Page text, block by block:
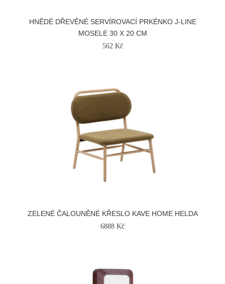
HNĚDÉ DŘEVĚNÉ SERVÍROVACÍ PRKÉNKO J-LINE
MOSELE 30 X 20 CM
562 Kč
ZELENÉ ČALOUNĚNÉ KŘESLO KAVE HOME HELDA
6888 Kč